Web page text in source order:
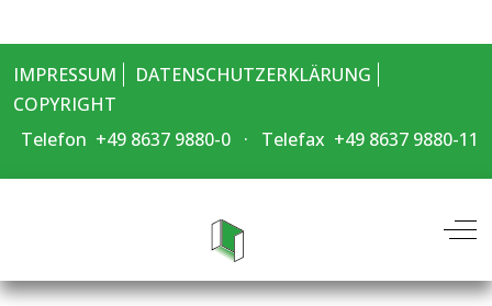
IMPRESSUM
DATENSCHUTZERKLÄRUNG
COPYRIGHT
Telefon +49 8637 9880-0 ·
Telefax +49 8637 9880-11
Off-